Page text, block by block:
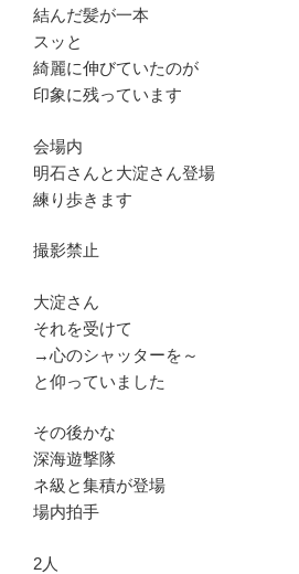
結んだ髪が一本
スッと
綺麗に伸びていたのが
印象に残っています
会場内
明石さんと大淀さん登場
練り歩きます
撮影禁止
大淀さん
それを受けて
→心のシャッターを～
と仰っていました
その後かな
深海遊撃隊
ネ級と集積が登場
場内拍手
2人